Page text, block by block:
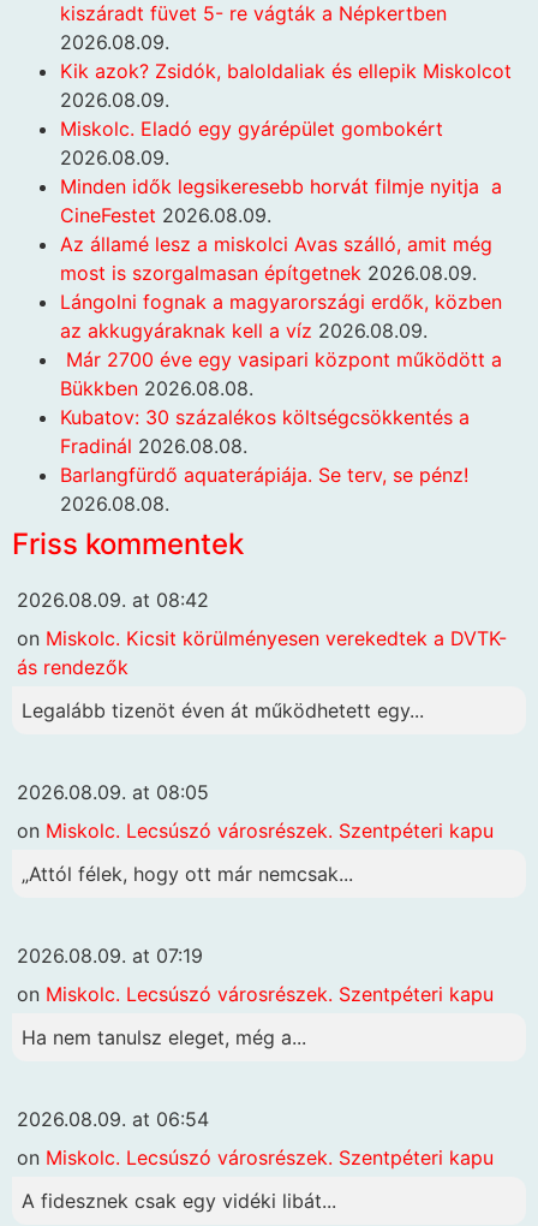
kiszáradt füvet 5- re vágták a Népkertben
2026.08.09.
Kik azok? Zsidók, baloldaliak és ellepik Miskolcot
2026.08.09.
Miskolc. Eladó egy gyárépület gombokért
2026.08.09.
Minden idők legsikeresebb horvát filmje nyitja a
CineFestet 2026.08.09.
Az államé lesz a miskolci Avas szálló, amit még
most is szorgalmasan építgetnek 2026.08.09.
Lángolni fognak a magyarországi erdők, közben
az akkugyáraknak kell a víz 2026.08.09.
Már 2700 éve egy vasipari központ működött a
Bükkben 2026.08.08.
Kubatov: 30 százalékos költségcsökkentés a
Fradinál 2026.08.08.
Barlangfürdő aquaterápiája. Se terv, se pénz!
2026.08.08.
Friss kommentek
2026.08.09. at 08:42
on Miskolc. Kicsit körülményesen verekedtek a DVTK-
ás rendezők
Legalább tizenöt éven át működhetett egy...
2026.08.09. at 08:05
on Miskolc. Lecsúszó városrészek. Szentpéteri kapu
„Attól félek, hogy ott már nemcsak...
2026.08.09. at 07:19
on Miskolc. Lecsúszó városrészek. Szentpéteri kapu
Ha nem tanulsz eleget, még a...
2026.08.09. at 06:54
on Miskolc. Lecsúszó városrészek. Szentpéteri kapu
A fidesznek csak egy vidéki libát...